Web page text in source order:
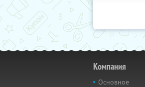
Компания
Основное